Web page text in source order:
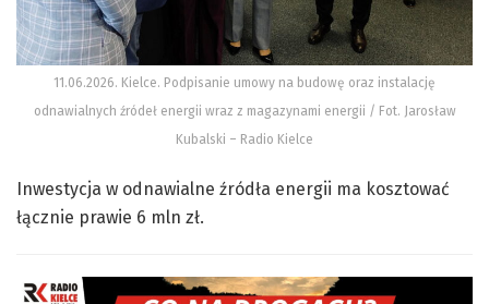
11.06.2026. Kielce. Podpisanie umowy na budowę oraz instalację
odnawialnych źródeł energii wraz z magazynami energii / Fot. Jarosław
Kubalski – Radio Kielce
Inwestycja w odnawialne źródła energii ma kosztować
łącznie prawie 6 mln zł.